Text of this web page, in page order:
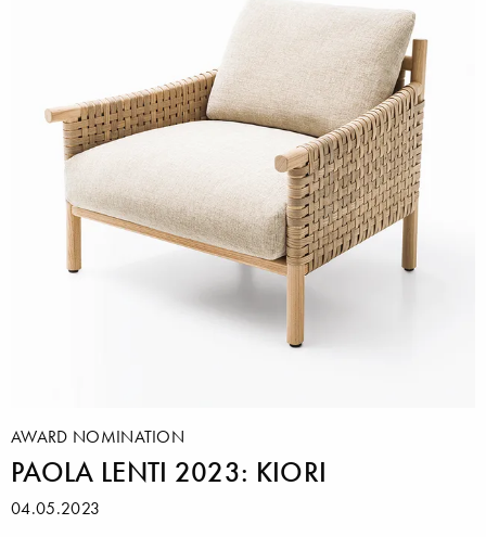
AWARD NOMINATION
PAOLA LENTI 2023: KIORI
04.05.2023